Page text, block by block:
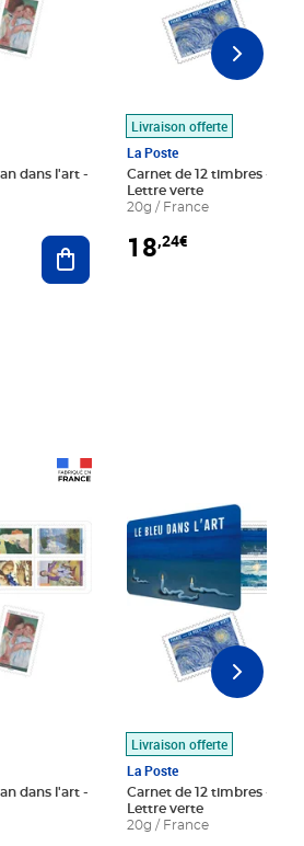
dans l'art -
Ajouter au panier
Livraison offerte
La Poste
Carnet de 12 timbres - Le
Lettre verte
20g / France
18,24€
dans l'art -
Livraison offerte
La Poste
Carnet de 12 timbres - Le
Lettre verte
20g / France